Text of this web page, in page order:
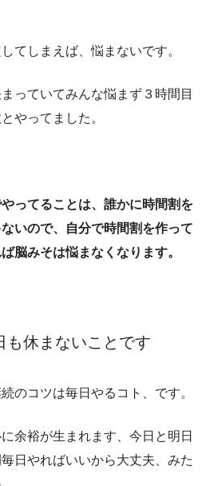
てしまえば、悩まないです。
っていてみんな悩まず３時間目
やってました。
ってることは、誰かに時間割を
いので、自分で時間割を作って
脳みそは悩まなくなります。
も休まないことです
のコツは毎日やるコト、です。
余裕が生まれます、今日と明日
日やればいいから大丈夫、みた